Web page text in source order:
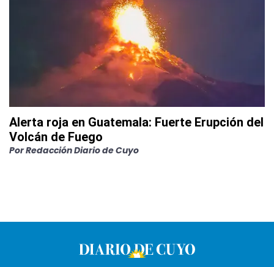
Alerta roja en Guatemala: Fuerte Erupción del
Volcán de Fuego
PorRedacción Diario de Cuyo